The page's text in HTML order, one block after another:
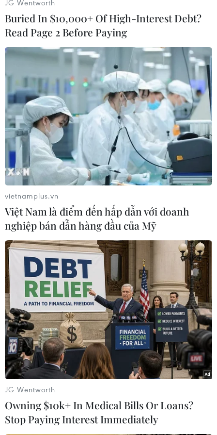
cho các bên có cách hành xử như vậy./.
#Máy bay #Australia #Biển Đông
#Vũ khí
#Thực thể nhân tạo
#Hàng hải
Australia
Trung Quốc
Theo dõi VietnamPlus
TIN LIÊN QUAN
JG Wentworth
Buried In $10,000+ Of High-Interest Debt?
Read Page 2 Before Paying
vietnamplus.vn
Việt Nam là điểm đến hấp dẫn với doanh
nghiệp bán dẫn hàng đầu của Mỹ
JG Wentworth
Owning $10k+ In Medical Bills Or Loans?
Stop Paying Interest Immediately